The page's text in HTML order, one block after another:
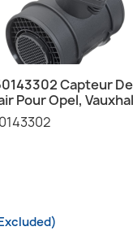
Capteur
Pour Opel,